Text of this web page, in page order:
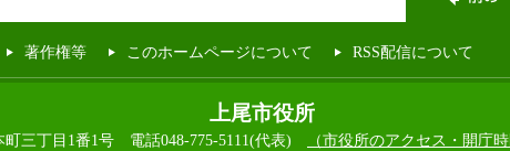
著作権等 このホームページについて RSS配信について
上尾市役所
町三丁目1番1号 電話048-775-5111(代表) （市役所のアクセス・開庁